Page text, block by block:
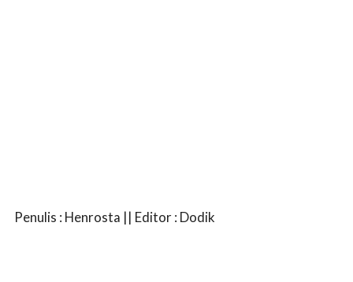
Penulis : Henrosta || Editor : Dodik